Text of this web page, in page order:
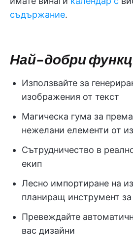
съдържание.
Най-добри
Използвайте за
изображения от текст
Магическа гума за
нежелани елементи от
Сътрудничество в
екип
Лесно импортиране на
планиращ инструмент
Превеждайте
вас дизайни